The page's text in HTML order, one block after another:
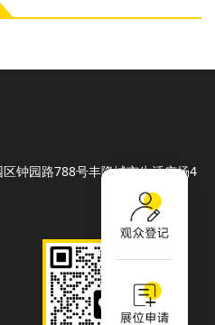
钟园路788号丰隆城市生活广场4